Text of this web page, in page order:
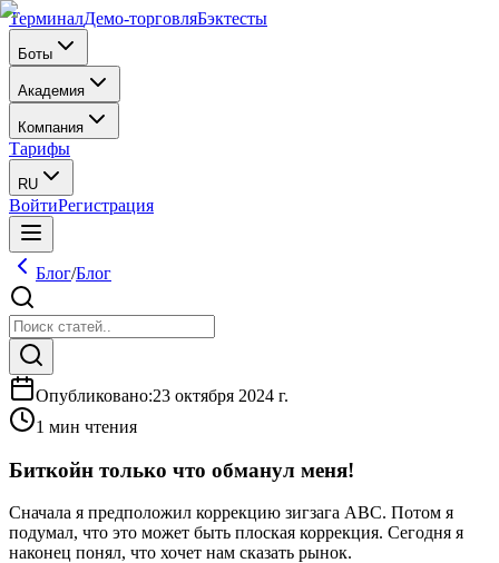
ТерминалДемо-торговляБэктесты
Боты
Академия
Компания
Тарифы
RU
ВойтиРегистрация
Блог/Блог
Опубликовано:23 октября 2024 г.
1 мин чтения
Биткойн только что обманул меня!
Сначала я предположил коррекцию зигзага ABC. Потом я
подумал, что это может быть плоская коррекция. Сегодня я
наконец понял, что хочет нам сказать рынок.